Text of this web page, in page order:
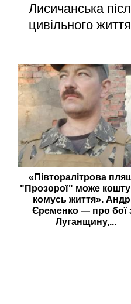
Лисичанська
цивільного життя
«Півторалітрова
"Прозорої" може
комусь життя».
Єременко — про бої
Луганщину,...